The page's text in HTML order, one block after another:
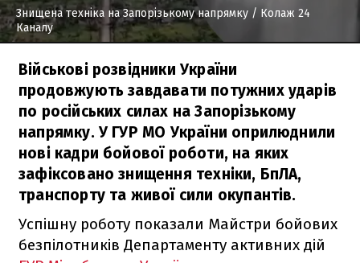
Знищена техніка на Запорізькому напрямку / Колаж 24
Каналу
Військові розвідники України
продовжують завдавати потужних ударів
по російських силах на Запорізькому
напрямку. У ГУР МО України оприлюднили
нові кадри бойової роботи, на яких
зафіксовано знищення техніки, БпЛА,
транспорту та живої сили окупантів.
Успішну роботу показали Майстри бойових
безпілотників Департаменту активних дій